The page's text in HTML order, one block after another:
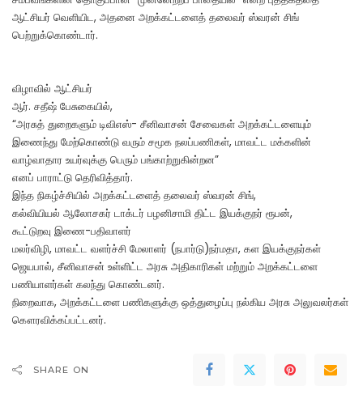
ஆட்சியர் வெளியிட, அதனை அறக்கட்டளைத் தலைவர் ஸ்வரன் சிங்
பெற்றுக்கொண்டார்.
விழாவில் ஆட்சியர்
ஆர். சதீஷ் பேசுகையில்,
“அரசுத் துறைகளும் டிவிஎஸ்- சீனிவாசன் சேவைகள் அறக்கட்டளையும்
இணைந்து மேற்கொண்டு வரும் சமூக நலப்பணிகள், மாவட்ட மக்களின்
வாழ்வாதார உயர்வுக்கு பெரும் பங்காற்றுகின்றன”
எனப் பாராட்டு தெரிவித்தார்.
இந்த நிகழ்ச்சியில் அறக்கட்டளைத் தலைவர் ஸ்வரன் சிங்,
கல்வியியல் ஆலோசகர் டாக்டர் பழனிசாமி திட்ட இயக்குநர் ரூபன்,
கூட்டுறவு இணை-பதிவாளர்
மலர்விழி, மாவட்ட வளர்ச்சி மேலாளர் (நபார்டு)நர்மதா, கள இயக்குநர்கள்
ஜெயபால், சீனிவாசன் உள்ளிட்ட அரசு அதிகாரிகள் மற்றும் அறக்கட்டளை
பணியாளர்கள் கலந்து கொண்டனர்.
நிறைவாக, அறக்கட்டளை பணிகளுக்கு ஒத்துழைப்பு நல்கிய அரசு அலுவலர்கள்
கௌரவிக்கப்பட்டனர்.
SHARE ON